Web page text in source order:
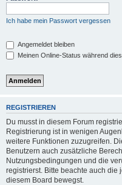
Ich habe mein Passwort vergessen
Angemeldet bleiben
Meinen Online-Status während
REGISTRIEREN
Du musst in diesem Forum
Registrierung ist in wenigen
weitere Funktionen zuzugreifen.
Benutzern auch zusätzliche
Nutzungsbedingungen und die
registrierst. Bitte beachte auch
diesem Board bewegst.